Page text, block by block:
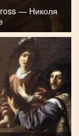
— Николя